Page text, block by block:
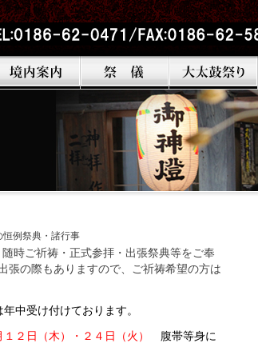
例祭典・諸行事
時ご祈祷・正式参拝・出張祭典等をご奉
張の際もありますので、ご祈祷希望の方は
年中受け付けております。
１２ 日（木）・２４日（火）
腹帯等身に